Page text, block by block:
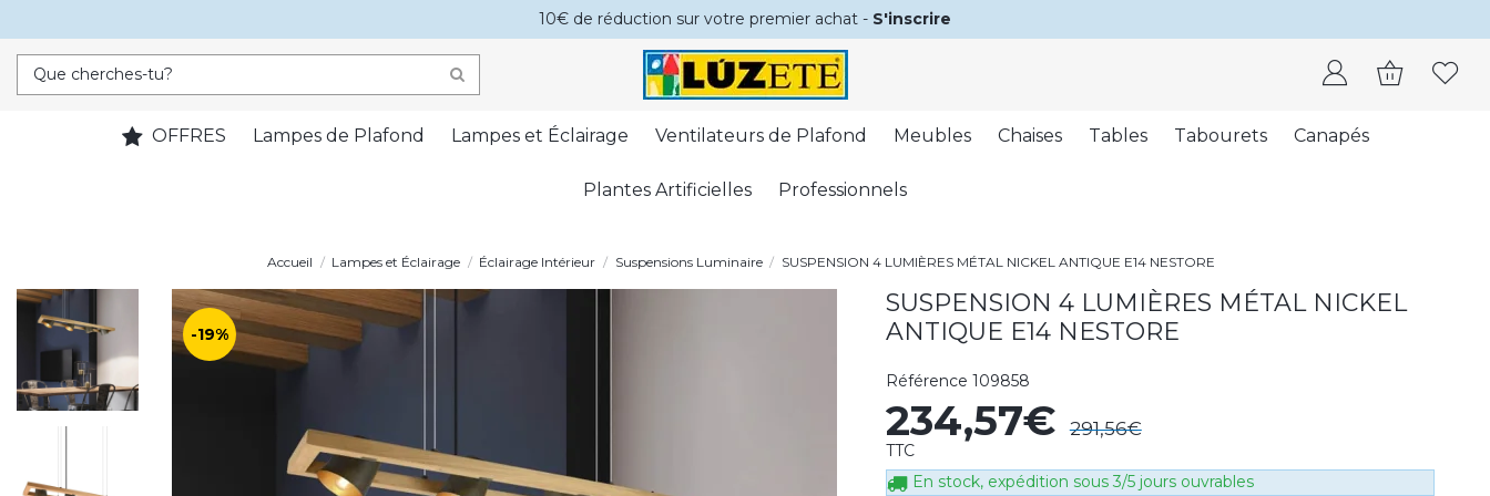
10€ de réduction sur votre premier achat - S'inscrire
OFFRES Lampes de Plafond Lampes et Éclairage Ventilateurs de Plafond Meubles Chaises Tables Tabourets Canapés
Plantes Artificielles Professionnels
Accueil Lampes et Éclairage Éclairage Intérieur Suspensions Luminaire SUSPENSION 4 LUMIÈRES MÉTAL NICKEL ANTIQUE E14 NESTORE
-19%
SUSPENSION 4 LUMIÈRES MÉTAL NICKEL
ANTIQUE E14 NESTORE
Référence 109858
234,57€ 291,56€
TTC
En stock, expédition sous 3/5 jours ouvrables